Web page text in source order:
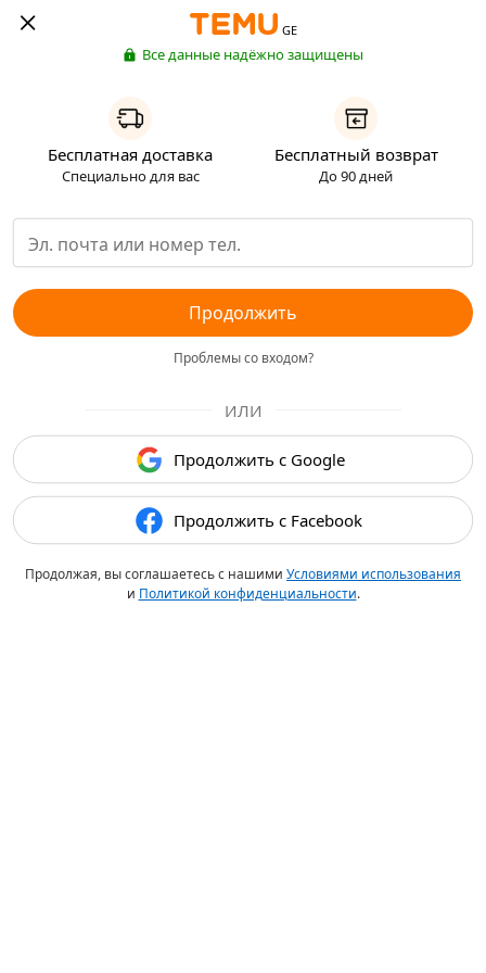
GE
Все данные надёжно защищены
Бесплатная доставка
Специально для вас
Бесплатный возврат
До 90 дней
Продолжить
Проблемы со входом?
ИЛИ
Продолжить с Google
Продолжить с Facebook
Продолжая, вы соглашаетесь с нашими Условиями использования
и Политикой конфиденциальности.